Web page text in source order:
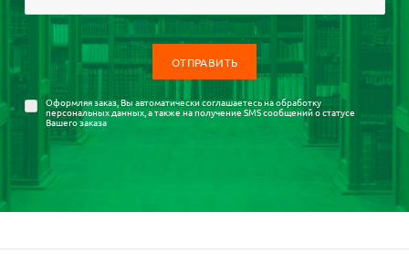
Оформляя заказ, Вы автоматически соглашаетесь наобработку
персональных данных, а также на получение SMS сообщений о статусе
Вашего заказа